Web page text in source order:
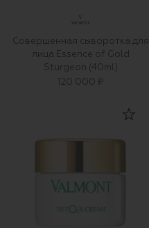
Совершенная сыворотка для
лица Essence of Gold
Sturgeon (40ml)
120 000 ₽